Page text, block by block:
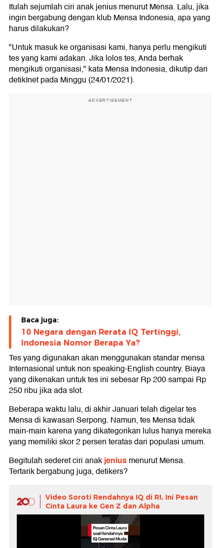
Itulah sejumlah ciri anak jenius menurut Mensa. Lalu, jika
ingin bergabung dengan klub Mensa Indonesia, apa yang
harus dilakukan?
"Untuk masuk ke organisasi kami, hanya perlu mengikuti
tes yang kami adakan. Jika lolos tes, Anda berhak
mengikuti organisasi," kata Mensa Indonesia, dikutip dari
detikInet pada Minggu (24/01/2021).
ADVERTISEMENT
Baca juga:
10 Negara dengan Rerata IQ Tertinggi,
Indonesia Nomor Berapa Ya?
Tes yang digunakan akan menggunakan standar mensa
Internasional untuk non speaking-English country. Biaya
yang dikenakan untuk tes ini sebesar Rp 200 sampai Rp
250 ribu jika ada slot.
Beberapa waktu lalu, di akhir Januari telah digelar tes
Mensa di kawasan Serpong. Namun, tes Mensa tidak
main-main karena yang dikategorikan lulus hanya mereka
yang memiliki skor 2 persen teratas dari populasi umum.
Begitulah sederet ciri anakjeniusmenurut Mensa.
Tertarik bergabung juga, detikers?
Video Soroti Rendahnya IQ di RI, Ini Pesan
Cinta Laura ke Gen Z dan Alpha